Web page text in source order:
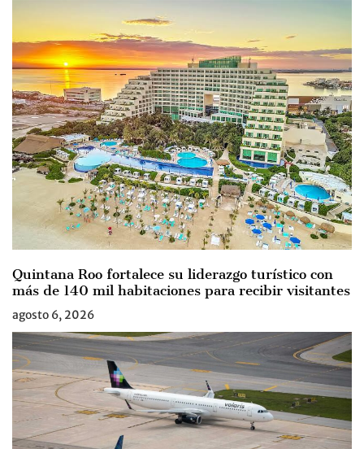
Quintana Roo fortalece su liderazgo turístico con
más de 140 mil habitaciones para recibir visitantes
agosto 6, 2026